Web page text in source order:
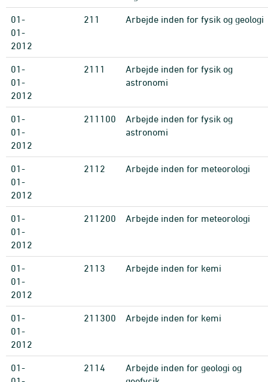
01-
01-
2012
211 Arbejde inden for fysik og geologi
01-
01-
2012
2111
Arbejde inden for fysik og
astronomi
01-
01-
2012
211100
Arbejde inden for fysik og
astronomi
01-
01-
2012
2112 Arbejde inden for meteorologi
01-
01-
2012
211200 Arbejde inden for meteorologi
01-
01-
2012
2113 Arbejde inden for kemi
01-
01-
2012
211300 Arbejde inden for kemi
01-
2114
Arbejde inden for geologi og